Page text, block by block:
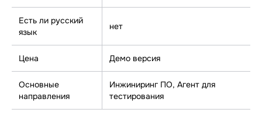
Есть ли русский
язык
нет
Цена Демо версия
Основные
направления
Инжиниринг ПО, Агент для
тестирования